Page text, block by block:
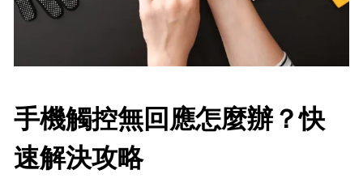
手機觸控無回應怎麼辦？快
速解決攻略